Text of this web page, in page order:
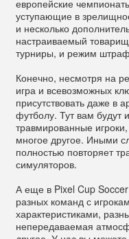
европейские
уступающие в
и несколько
настраиваемый
турниры, и режим
Конечно, несмотря на
игра и всевозможных
присутствовать даже в
футболу. Тут вам
травмированные
многое другое. Иными
полностью повторяет
симуляторов.
А еще в Pixel Cup
разных команд с
характеристиками,
непередаваемая